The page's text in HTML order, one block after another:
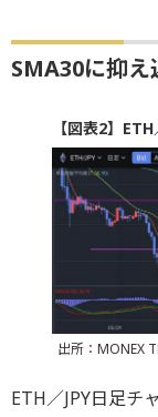
SMA30に抑え
【図表2】
出所：MONEX
ETH／JPY日足チ